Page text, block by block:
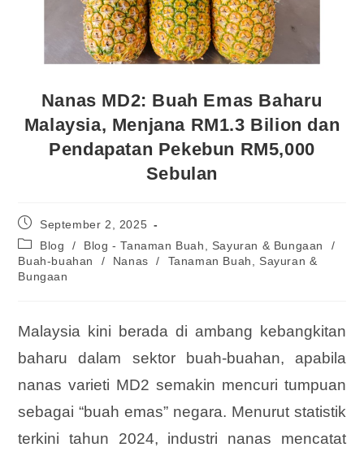
Nanas MD2: Buah Emas Baharu
Malaysia, Menjana RM1.3 Bilion dan
Pendapatan Pekebun RM5,000
Sebulan
September 2, 2025
Blog
/ Blog - Tanaman Buah, Sayuran & Bungaan
/
Buah-buahan
/ Nanas /
Tanaman Buah, Sayuran &
Bungaan
Malaysia kini berada di ambang kebangkitan
baharu dalam sektor buah-buahan, apabila
nanas varieti MD2 semakin mencuri tumpuan
sebagai “buah emas” negara. Menurut statistik
terkini tahun 2024, industri nanas mencatat